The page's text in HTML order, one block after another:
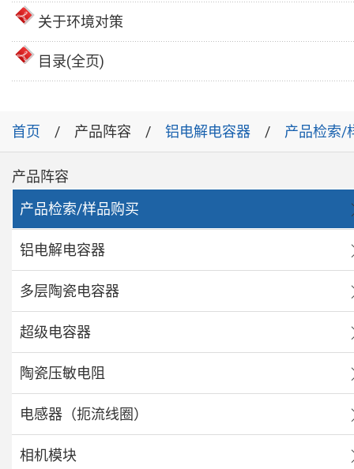
关于环境对策
目录(全页)
首页 产品阵容 铝电解电容器 产品检索/
产品阵容
产品检索/样品购买
铝电解电容器
多层陶瓷电容器
超级电容器
陶瓷压敏电阻
电感器（扼流线圈）
相机模块